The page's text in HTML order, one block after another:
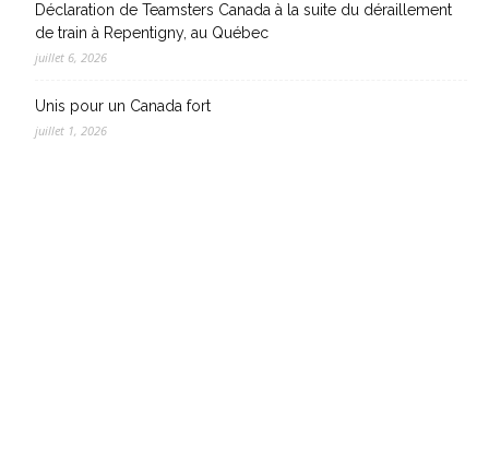
Déclaration de Teamsters Canada à la suite du déraillement
de train à Repentigny, au Québec
juillet 6, 2026
Unis pour un Canada fort
juillet 1, 2026